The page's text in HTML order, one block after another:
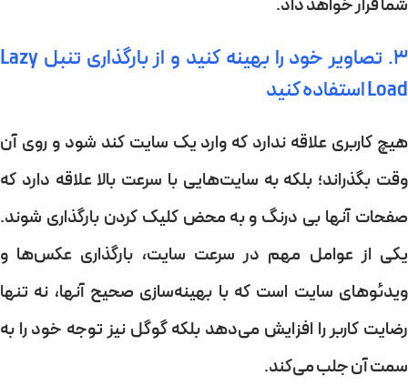
شما قرار خواهد داد.
3. تصاویر خود را بهینه کنید و از بارگذاری تنبل Lazy
Load استفاده کنید
هیچ کاربری علاقه ندارد که وارد یک سایت کند شود و روی آن
وقت بگذراند؛ بلکه به سایت‌هایی با سرعت بالا علاقه دارد که
صفحات آنها بی درنگ و به محض کلیک کردن بارگذاری شوند.
یکی از عوامل مهم در سرعت سایت، بارگذاری عکس‌ها و
ویدئوهای سایت است که با بهینه‌سازی صحیح آنها، نه تنها
رضایت کاربر را افزایش می‌دهد بلکه گوگل نیز توجه خود را به
سمت آن جلب می‌کند.